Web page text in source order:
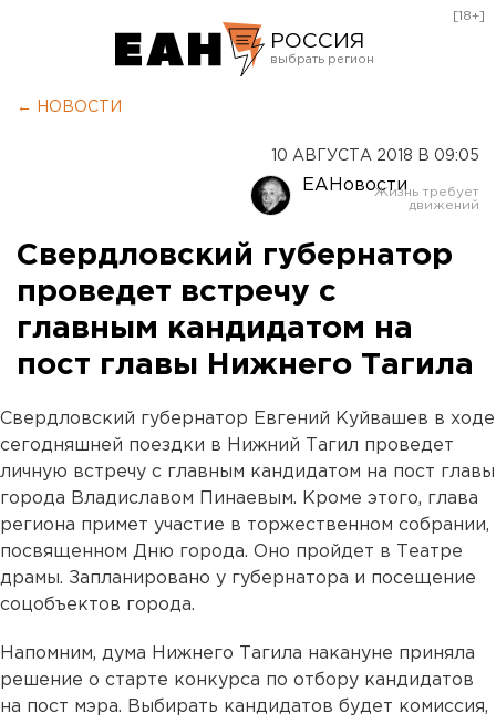
РОССИЯ
Оренбург
[18+]
← НОВОСТИ
10 АВГУСТА 2018 В 09:05
ЕАНовости
Свердловский губернатор
проведет встречу с
главным кандидатом на
пост главы Нижнего Тагила
Свердловский губернатор Евгений Куйвашев в ходе
сегодняшней поездки в Нижний Тагил проведет
личную встречу с главным кандидатом на пост главы
города Владиславом Пинаевым. Кроме этого, глава
региона примет участие в торжественном собрании,
посвященном Дню города. Оно пройдет в Театре
драмы. Запланировано у губернатора и посещение
соцобъектов города.
Напомним, дума Нижнего Тагила накануне приняла
решение о старте конкурса по отбору кандидатов
на пост мэра. Выбирать кандидатов будет комиссия,